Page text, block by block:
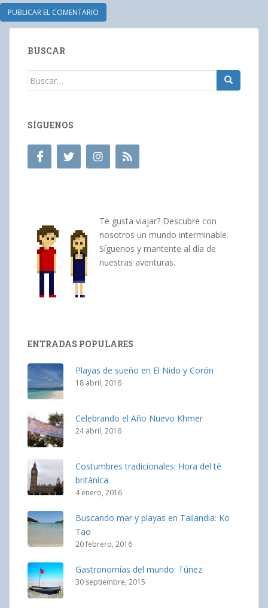
BUSCAR
Buscar:
SÍGUENOS
Te gusta viajar? Descubre con
nosotros un mundo interminable.
Síguenos y mantente al día de
nuestras aventuras.
ENTRADAS POPULARES
Playas de sueño en El Nido y Corón
18 abril, 2016
Celebrando el Año Nuevo Khmer
24 abril, 2016
Costumbres tradicionales: Hora del té
británica
4 enero, 2016
Buscando mar y playas en Tailandia: Ko
Tao
20 febrero, 2016
Gastronomías del mundo: Túnez
30 septiembre, 2015